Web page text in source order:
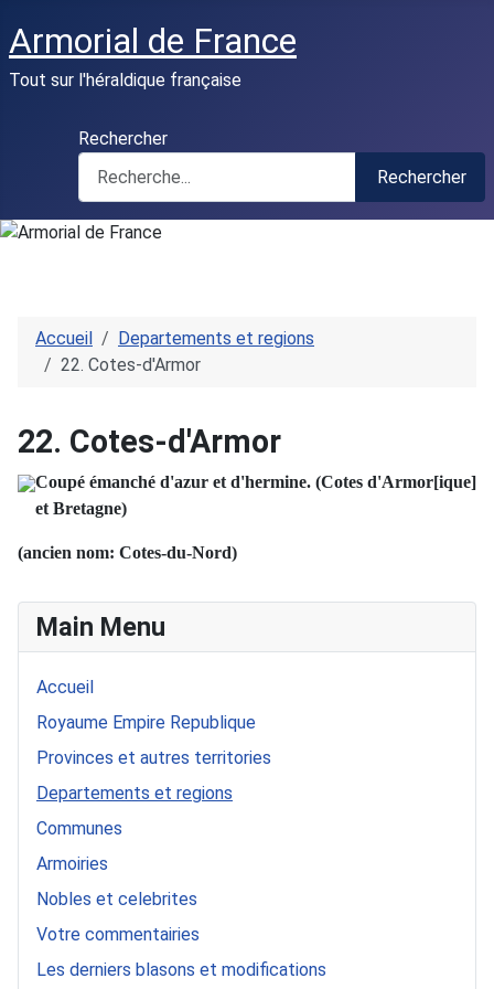
Armorial de France
Tout sur l'héraldique française
Rechercher
Rechercher
Accueil
Departements et regions
22. Cotes-d'Armor
22. Cotes-d'Armor
Coupé émanché d'azur et d'hermine. (Cotes d'Armor[ique]
et Bretagne)
(ancien nom: Cotes-du-Nord)
Main Menu
Accueil
Royaume Empire Republique
Provinces et autres territories
Departements et regions
Communes
Armoiries
Nobles et celebrites
Votre commentairies
Les derniers blasons et modifications